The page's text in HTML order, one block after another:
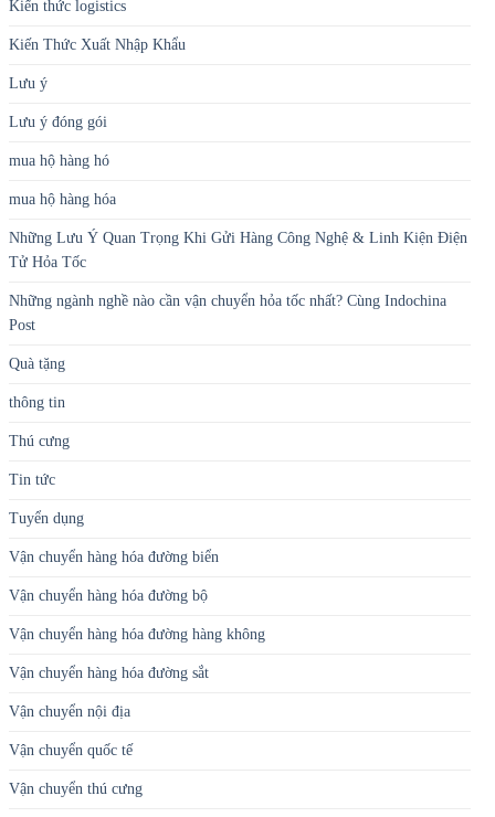
Kiến thức logistics
Kiến Thức Xuất Nhập Khẩu
Lưu ý
Lưu ý đóng gói
mua hộ hàng hó
mua hộ hàng hóa
Những Lưu Ý Quan Trọng Khi Gửi Hàng Công Nghệ & Linh Kiện Điện
Tử Hỏa Tốc
Những ngành nghề nào cần vận chuyển hỏa tốc nhất? Cùng Indochina
Post
Quà tặng
thông tin
Thú cưng
Tin tức
Tuyển dụng
Vận chuyển hàng hóa đường biển
Vận chuyển hàng hóa đường bộ
Vận chuyển hàng hóa đường hàng không
Vận chuyển hàng hóa đường sắt
Vận chuyển nội địa
Vận chuyển quốc tế
Vận chuyển thú cưng